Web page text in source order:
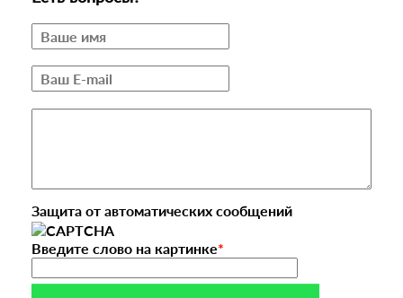
Защита от автоматических сообщений
Введите слово на картинке*